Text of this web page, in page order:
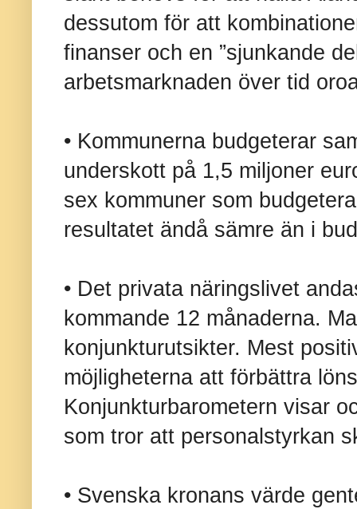
dessutom för att
finanser och en ”sjunkande
arbetsmarknaden över tid
• Kommunerna budgeterar
underskott på 1,5 miljoner
sex kommuner som
resultatet ändå sämre än i
• Det privata näringslivet
kommande 12 månaderna.
konjunkturutsikter. Mest
möjligheterna att förbättra
Konjunkturbarometern visar
som tror att personalstyrkan
• Svenska kronans värde